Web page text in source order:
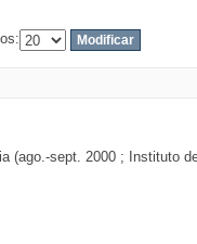
(ago.-sept. 2000 ; Instituto